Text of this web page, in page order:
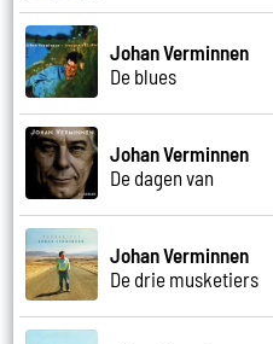
Johan Verminnen
De blues
Johan Verminnen
De dagen van
Johan Verminnen
De drie musketiers